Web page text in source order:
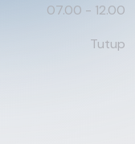
07.00 - 12.00
Tutup